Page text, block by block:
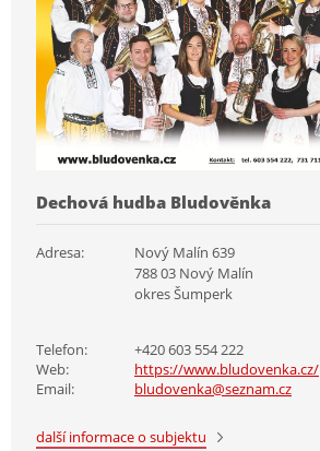
Dechová hudba Bludověnka
Adresa:
Nový Malín 639
788 03 Nový Malín
okres Šumperk
Telefon:
+420 603 554 222
Web:
https://www.bludovenka.cz/
Email:
bludovenka@seznam.cz
další informace o subjektu